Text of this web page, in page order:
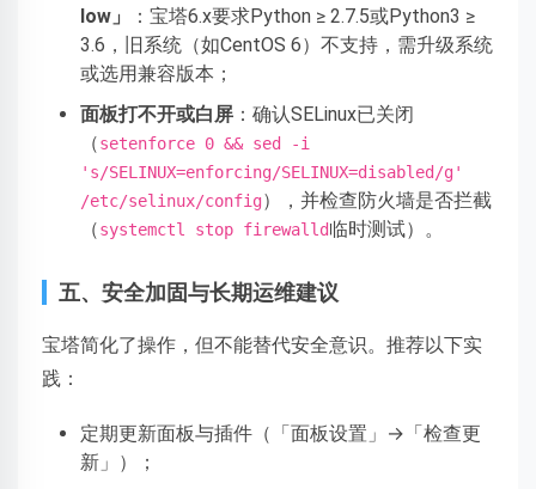
low」
：宝塔6.x要求Python ≥ 2.7.5或Python3 ≥
3.6，旧系统（如CentOS 6）不支持，需升级系统
或选用兼容版本；
面板打不开或白屏 ：确认SELinux已关闭
（setenforce 0 && sed -i
's/SELINUX=enforcing/SELINUX=disabled/g'
/etc/selinux/config），并检查防火墙是否拦截
（systemctl stop firewalld临时测试）。
五、安全加固与长期运维建议
宝塔简化了操作，但不能替代安全意识。推荐以下实
践：
定期更新面板与插件（「面板设置」→「检查更
新」）；